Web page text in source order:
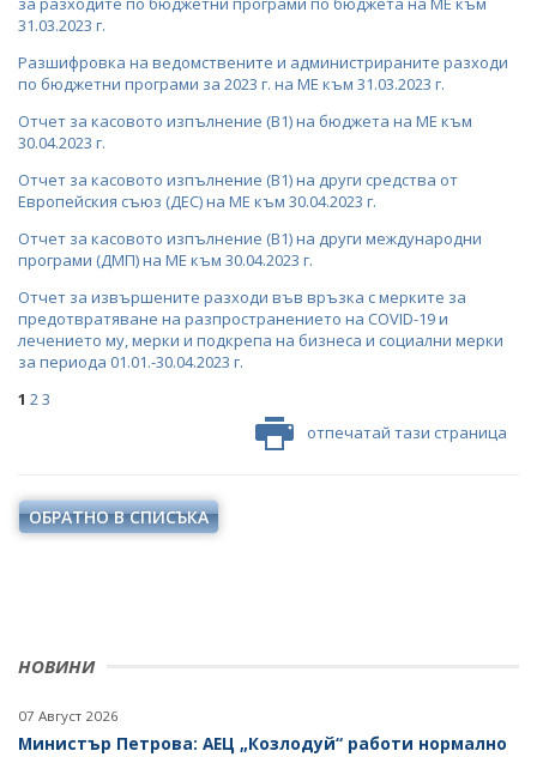
НОВИНИ
07 Август 2026
Министър Петрова: АЕЦ „Козлодуй“ работи нормално
31.03.2023 г.
Разшифровка на ведомствените и администрираните разходи
по бюджетни програми за 2023 г. на МЕ към 31.03.2023 г.
Отчет за касовото изпълнение (В1) на бюджета на МЕ към
30.04.2023 г.
Отчет за касовото изпълнение (В1) на други средства от
Европейския съюз (ДЕС) на МЕ към 30.04.2023 г.
Отчет за касовото изпълнение (В1) на други международни
програми (ДМП) на МЕ към 30.04.2023 г.
Отчет за извършените разходи във връзка с мерките за
предотвратяване на разпространението на COVID-19 и
лечението му, мерки и подкрепа на бизнеса и социални мерки
за периода 01.01.-30.04.2023 г.
1 23
отпечатай тази страница
ОБРАТНО В СПИСЪКА